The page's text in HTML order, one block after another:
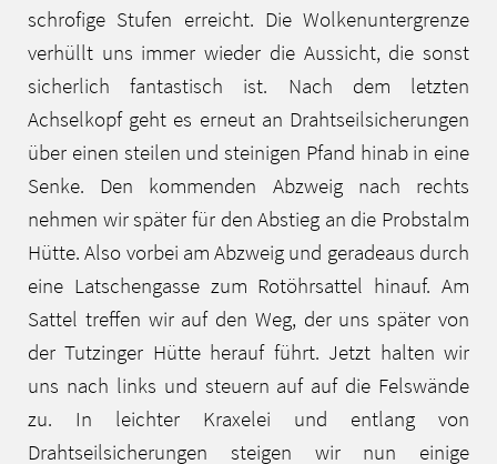
schrofige Stufen erreicht. Die Wolkenuntergrenze
verhüllt uns immer wieder die Aussicht, die sonst
sicherlich fantastisch ist. Nach dem letzten
Achselkopf geht es erneut an Drahtseilsicherungen
über einen steilen und steinigen Pfand hinab in eine
Senke. Den kommenden Abzweig nach rechts
nehmen wir später für den Abstieg an die Probstalm
Hütte. Also vorbei am Abzweig und geradeaus durch
eine Latschengasse zum Rotöhrsattel hinauf. Am
Sattel treffen wir auf den Weg, der uns später von
der Tutzinger Hütte herauf führt. Jetzt halten wir
uns nach links und steuern auf auf die Felswände
zu. In leichter Kraxelei und entlang von
Drahtseilsicherungen steigen wir nun einige